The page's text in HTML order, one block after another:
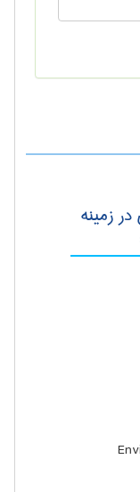
زمینه